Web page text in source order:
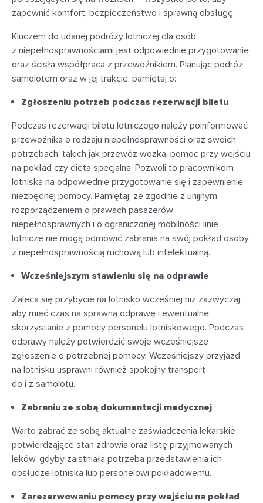
zapewnić komfort, bezpieczeństwo i sprawną obsługę.
Kluczem do udanej podróży lotniczej dla osób
z niepełnosprawnościami jest odpowiednie przygotowanie
oraz ścisła współpraca z przewoźnikiem. Planując podróż
samolotem oraz w jej trakcie, pamiętaj o:
Zgłoszeniu potrzeb podczas rezerwacji biletu
Podczas rezerwacji biletu lotniczego należy poinformować
przewoźnika o rodzaju niepełnosprawności oraz swoich
potrzebach, takich jak przewóz wózka, pomoc przy wejściu
na pokład czy dieta specjalna. Pozwoli to pracownikom
lotniska na odpowiednie przygotowanie się i zapewnienie
niezbędnej pomocy. Pamiętaj, że zgodnie z unijnym
rozporządzeniem o prawach pasażerów
niepełnosprawnych i o ograniczonej mobilności linie
lotnicze nie mogą odmówić zabrania na swój pokład osoby
z niepełnosprawnością ruchową lub intelektualną.
Wcześniejszym stawieniu się na odprawie
Zaleca się przybycie na lotnisko wcześniej niż zazwyczaj,
aby mieć czas na sprawną odprawę i ewentualne
skorzystanie z pomocy personelu lotniskowego. Podczas
odprawy należy potwierdzić swoje wcześniejsze
zgłoszenie o potrzebnej pomocy. Wcześniejszy przyjazd
na lotnisku usprawni również spokojny transport
do i z samolotu.
Zabraniu ze sobą dokumentacji medycznej
Warto zabrać ze sobą aktualne zaświadczenia lekarskie
potwierdzające stan zdrowia oraz listę przyjmowanych
leków, gdyby zaistniała potrzeba przedstawienia ich
obsłudze lotniska lub personelowi pokładowemu.
Zarezerwowaniu pomocy przy wejściu na pokład